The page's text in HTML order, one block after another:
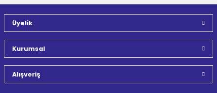
Üyelik
Kurumsal
Alışveriş